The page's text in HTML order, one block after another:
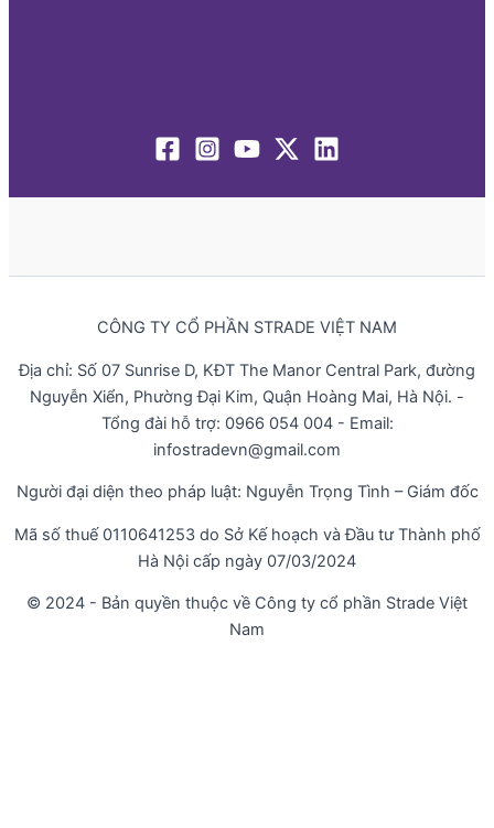
CÔNG TY CỔ PHẦN STRADE VIỆT NAM
Địa chỉ: Số 07 Sunrise D, KĐT The Manor Central Park, đường
Nguyễn Xiển, Phường Đại Kim, Quận Hoàng Mai, Hà Nội. -
Tổng đài hỗ trợ: 0966 054 004 - Email:
infostradevn@gmail.com
Người đại diện theo pháp luật: Nguyễn Trọng Tình – Giám đốc
Mã số thuế 0110641253 do Sở Kế hoạch và Đầu tư Thành phố
Hà Nội cấp ngày 07/03/2024
© 2024 - Bản quyền thuộc về Công ty cổ phần Strade Việt
Nam